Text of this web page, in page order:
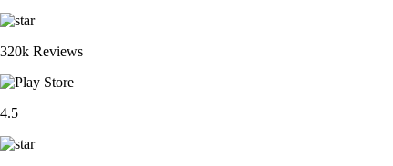
320k Reviews
4.5